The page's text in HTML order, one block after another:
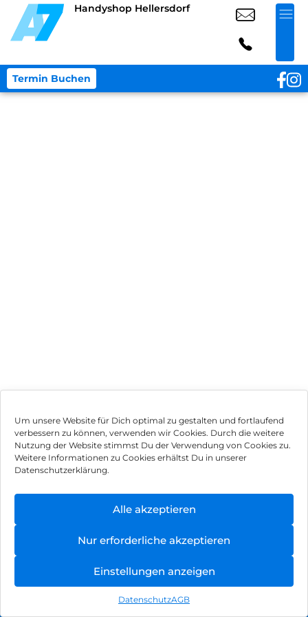
Um unsere Website für Dich optimal zu gestalten und fortlaufend
verbessern zu können, verwenden wir Cookies. Durch die weitere
Nutzung der Website stimmst Du der Verwendung von Cookies zu.
Weitere Informationen zu Cookies erhältst Du in unserer
Datenschutzerklärung.
Alle akzeptieren
Nur erforderliche akzeptieren
Einstellungen anzeigen
DatenschutzAGB
Handyshop Hellersdorf
Termin Buchen
Impressum
Hinweis zur Batterieentsorgung
Newsletter
, Brodos AG – All Rights Reserved.